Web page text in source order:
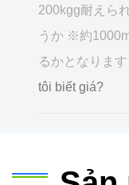
200kgg耐えら
うか ※約
るかとなりま
tôi biết giá?